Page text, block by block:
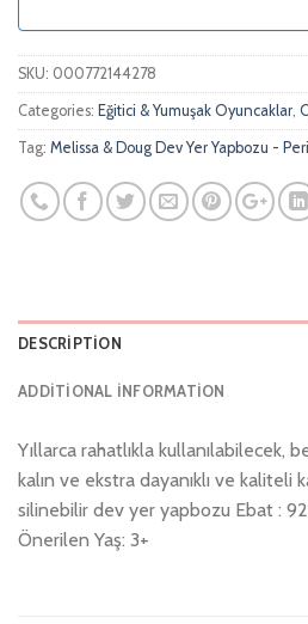
SKU: 000772144278
Categories: Eğitici & Yumuşak Oyuncaklar
Tag: Melissa & Doug Dev Yer Yapbozu -
DESCRIPTION
ADDITIONAL INFORMATION
Yıllarca rahatlıkla
kalın ve ekstra dayanıklı ve
silinebilir dev yer yapbozu Ebat :
Önerilen Yaş: 3+